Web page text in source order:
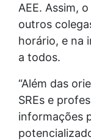
AEE. Assim,
outros
horário, e na
a todos.
“Além das
SREs e
informações